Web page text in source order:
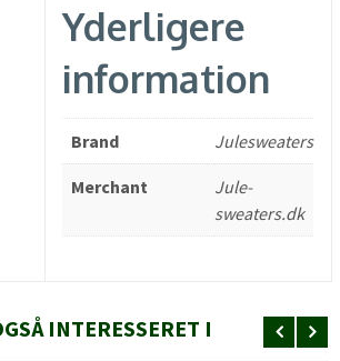
Yderligere
information
Brand Julesweaters
Merchant
Jule-
sweaters.dk
INTERESSERET I